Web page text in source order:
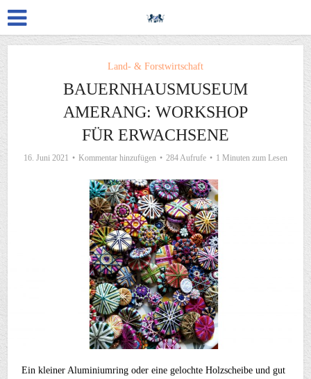
Land- & Forstwirtschaft
BAUERNHAUSMUSEUM
AMERANG: WORKSHOP
FÜR ERWACHSENE
16. Juni 2021 Kommentar hinzufügen 284 Aufrufe 1 Minuten zum Lesen
Ein kleiner Aluminiumring oder eine gelochte Holzscheibe und gut